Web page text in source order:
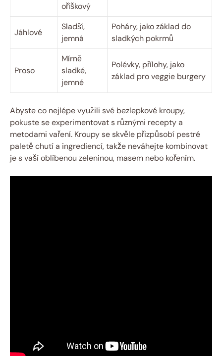
oříškový
Jáhlové
Sladší,
jemná
Poháry, jako základ do
sladkých pokrmů
Proso
Mírně
sladké,
jemné
Polévky, přílohy, jako
základ pro veggie burgery
Abyste co nejlépe využili své bezlepkové kroupy,
pokuste se experimentovat s různými recepty a
metodami vaření. Kroupy se skvěle přizpůsobí pestré
paletě chutí a ingrediencí, takže neváhejte kombinovat
je s vaší oblíbenou zeleninou, masem nebo kořením.